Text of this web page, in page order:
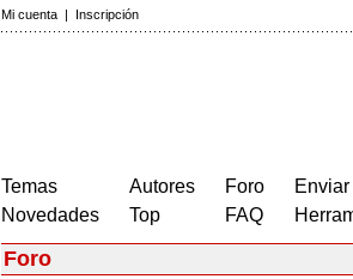
Mi cuenta | Inscripción
Temas
Novedades
Autores
Top
Foro
FAQ
Foro